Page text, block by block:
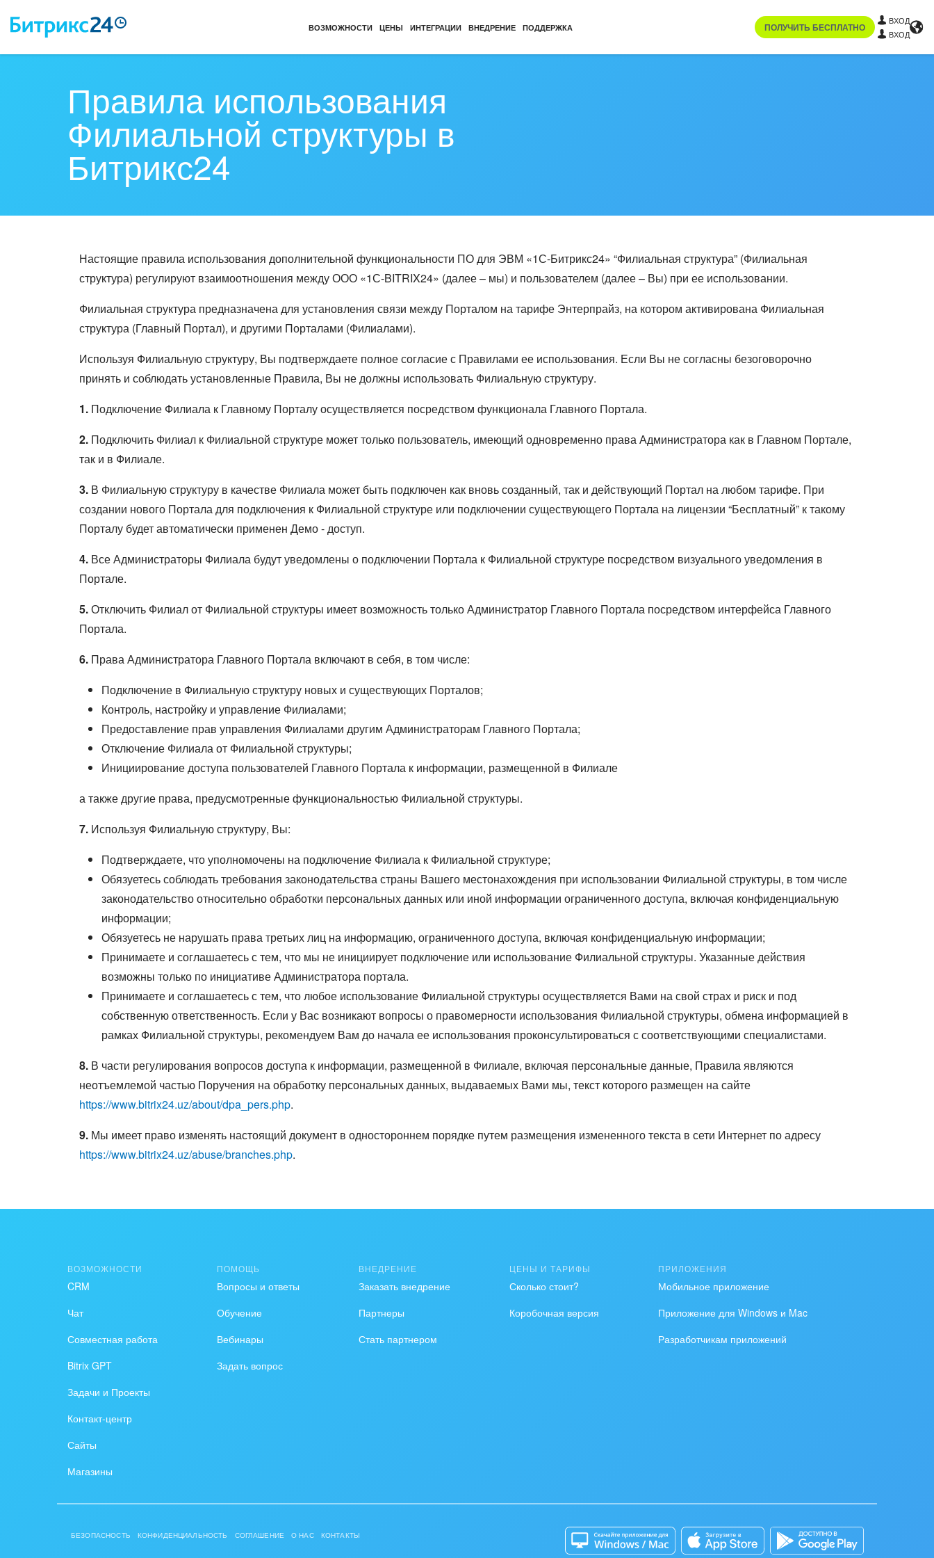
ВОЗМОЖНОСТИ ЦЕНЫ ИНТЕГРАЦИИ ВНЕДРЕНИЕ ПОДДЕРЖКА ПОЛУЧИТЬ БЕСПЛАТНО
ВХОД
ВХОД
Правила использования
Филиальной структуры в
Битрикс24
Настоящие правила использования дополнительной функциональности ПО для ЭВМ «1С-Битрикс24» “Филиальная структура” (Филиальная
структура) регулируют взаимоотношения между ООО «1С-BITRIX24» (далее – мы) и пользователем (далее – Вы) при ее использовании.
Филиальная структура предназначена для установления связи между Порталом на тарифе Энтерпрайз, на котором активирована Филиальная
структура (Главный Портал), и другими Порталами (Филиалами).
Используя Филиальную структуру, Вы подтверждаете полное согласие с Правилами ее использования. Если Вы не согласны безоговорочно
принять и соблюдать установленные Правила, Вы не должны использовать Филиальную структуру.
1. Подключение Филиала к Главному Порталу осуществляется посредством функционала Главного Портала.
2. Подключить Филиал к Филиальной структуре может только пользователь, имеющий одновременно права Администратора как в Главном Портале,
так и в Филиале.
3. В Филиальную структуру в качестве Филиала может быть подключен как вновь созданный, так и действующий Портал на любом тарифе. При
создании нового Портала для подключения к Филиальной структуре или подключении существующего Портала на лицензии “Бесплатный” к такому
Порталу будет автоматически применен Демо - доступ.
4. Все Администраторы Филиала будут уведомлены о подключении Портала к Филиальной структуре посредством визуального уведомления в
Портале.
5.Отключить Филиал от Филиальной структуры имеет возможность только Администратор Главного Портала посредством интерфейса Главного
Портала.
6. Права Администратора Главного Портала включают в себя, в том числе:
Подключение в Филиальную структуру новых и существующих Порталов;
Контроль, настройку и управление Филиалами;
Предоставление прав управления Филиалами другим Администраторам Главного Портала;
Отключение Филиала от Филиальной структуры;
Инициирование доступа пользователей Главного Портала к информации, размещенной в Филиале
а также другие права, предусмотренные функциональностью Филиальной структуры.
7. Используя Филиальную структуру, Вы:
Подтверждаете, что уполномочены на подключение Филиала к Филиальной структуре;
Обязуетесь соблюдать требования законодательства страны Вашего местонахождения при использовании Филиальной структуры, в том числе
законодательство относительно обработки персональных данных или иной информации ограниченного доступа, включая конфиденциальную
информации;
Обязуетесь не нарушать права третьих лиц на информацию, ограниченного доступа, включая конфиденциальную информации;
Принимаете и соглашаетесь с тем, что мы не инициирует подключение или использование Филиальной структуры. Указанные действия
возможны только по инициативе Администратора портала.
Принимаете и соглашаетесь с тем, что любое использование Филиальной структуры осуществляется Вами на свой страх и риск и под
собственную ответственность. Если у Вас возникают вопросы о правомерности использования Филиальной структуры, обмена информацией в
рамках Филиальной структуры, рекомендуем Вам до начала ее использования проконсультироваться с соответствующими специалистами.
8. В части регулирования вопросов доступа к информации, размещенной в Филиале, включая персональные данные, Правила являются
неотъемлемой частью Поручения на обработку персональных данных, выдаваемых Вами мы, текст которого размещен на сайте
https://www.bitrix24.uz/about/dpa_pers.php.
9. Мы имеет право изменять настоящий документ в одностороннем порядке путем размещения измененного текста в сети Интернет по адресу
https://www.bitrix24.uz/abuse/branches.php.
ВОЗМОЖНОСТИ
CRM
Чат
Совместная работа
Bitrix GPT
Задачи и Проекты
Контакт-центр
Сайты
Магазины
ПОМОЩЬ
Вопросы и ответы
Обучение
Вебинары
Задать вопрос
ВНЕДРЕНИЕ
Заказать внедрение
Партнеры
Стать партнером
ЦЕНЫ И ТАРИФЫ
Сколько стоит?
Коробочная версия
ПРИЛОЖЕНИЯ
Мобильное приложение
Приложение для Windows и Mac
Разработчикам приложений
БЕЗОПАСНОСТЬ КОНФИДЕНЦИАЛЬНОСТЬ СОГЛАШЕНИЕ О НАС КОНТАКТЫ